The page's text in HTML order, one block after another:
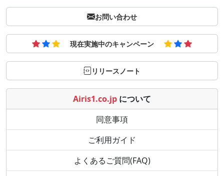
お問い合わせ
現在実施中のキャンペーン
リリースノート
Airis1.co.jp について
同意事項
ご利用ガイド
よくあるご質問(FAQ)